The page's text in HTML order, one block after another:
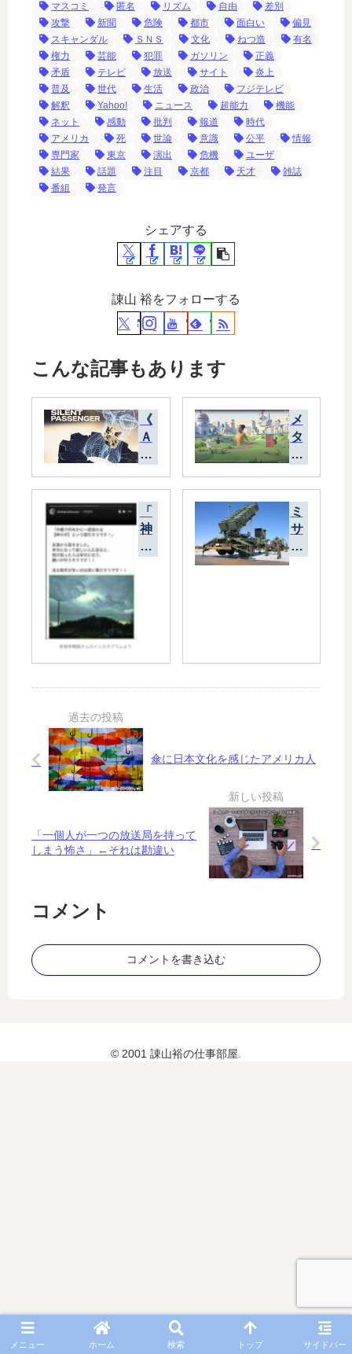
マスコミ
匿名 リズム 自由
差別
攻撃
新聞 危険 都市 面白い
偏見
スキャンダル
ＳＮＳ 文化 ねつ造
有名
権力
芸能 犯罪 ガソリン
正義
矛盾
テレビ 放送 サイト
炎上
普及
世代 生活 政治
フジテレビ
解釈
Yahoo! ニュース 超能力
機能
ネット
感動 批判 報道
時代
アメリカ
死 世論 意識 公平
情報
専門家
東京 演出 危機
ユーザ
結果
話題 注目 京都 天才
雑誌
番組
発言
シェアする
諌山 裕をフォローする
こんな記事もあります
《
Ａ
Ｉ
姫
》
Sil
Bl
ム
ea
th
A
Di
nt
S
メ
タ
社
H
ori
zo
W
す
「
神
の
ミ
サ
イ
か
否
題
傘に日本文化を感じたアメリカ人
「一個人が一つの放送局を持って
しまう怖さ」←それは勘違い
コメント
コメントを書き込む
© 2001 諌山裕の仕事部屋.
メニュー ホーム 検索 トップ サイドバー